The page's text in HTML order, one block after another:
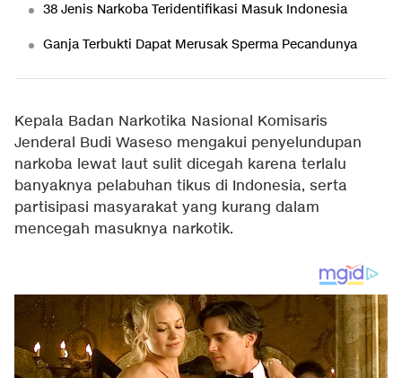
38 Jenis Narkoba Teridentifikasi Masuk Indonesia
Ganja Terbukti Dapat Merusak Sperma Pecandunya
Kepala Badan Narkotika Nasional Komisaris
Jenderal Budi Waseso mengakui penyelundupan
narkoba lewat laut sulit dicegah karena terlalu
banyaknya pelabuhan tikus di Indonesia, serta
partisipasi masyarakat yang kurang dalam
mencegah masuknya narkotik.